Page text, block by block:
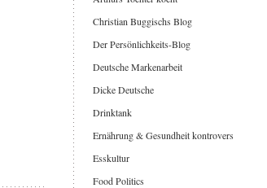
Christian Buggischs Blog
Der Persönlichkeits-Blog
Deutsche Markenarbeit
Dicke Deutsche
Drinktank
Ernährung & Gesundheit kontrovers
Esskultur
Food Politics